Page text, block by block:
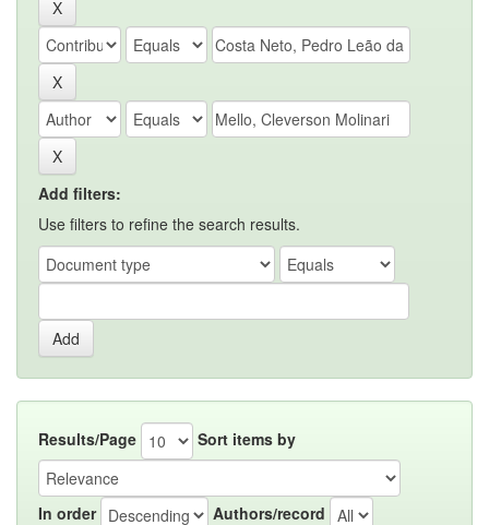
Add filters:
Use filters to refine the search results.
Results/Page Sort items by
In order Authors/record